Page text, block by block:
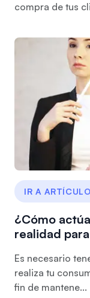
compra de tus
IR A ARTÍCULO
¿Cómo
realidad
Es necesario
realiza tu
fin de mantene...